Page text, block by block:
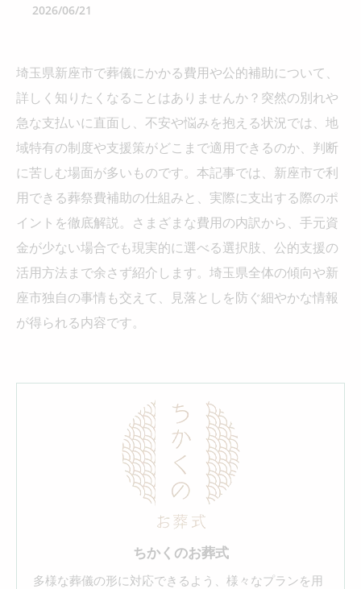
2026/06/21
埼玉県新座市で葬儀にかかる費用や公的補助について、
詳しく知りたくなることはありませんか？突然の別れや
急な支払いに直面し、不安や悩みを抱える状況では、地
域特有の制度や支援策がどこまで適用できるのか、判断
に苦しむ場面が多いものです。本記事では、新座市で利
用できる葬祭費補助の仕組みと、実際に支出する際のポ
イントを徹底解説。さまざまな費用の内訳から、手元資
金が少ない場合でも現実的に選べる選択肢、公的支援の
活用方法まで余さず紹介します。埼玉県全体の傾向や新
座市独自の事情も交えて、見落としを防ぐ細やかな情報
が得られる内容です。
ちかくのお葬式
多様な葬儀の形に対応できるよう、様々なプランを用